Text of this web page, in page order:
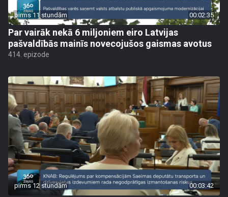
pirms 11 stundām 00:02:35
Par vairāk nekā 6 miljoniem eiro Latvijas
pašvaldībās mainīs novecojušos gaismas avotus
414. epizode
pirms 12 stundām 00:03:42